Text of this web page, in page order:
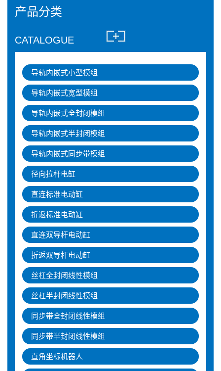
产品分类
CATALOGUE
导轨内嵌式小型模组
导轨内嵌式宽型模组
导轨内嵌式全封闭模组
导轨内嵌式半封闭模组
导轨内嵌式同步带模组
径向拉杆电缸
直连标准电动缸
折返标准电动缸
直连双导杆电动缸
折返双导杆电动缸
丝杠全封闭线性模组
丝杠半封闭线性模组
同步带全封闭线性模组
同步带半封闭线性模组
直角坐标机器人